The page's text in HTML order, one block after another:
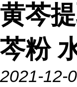
黄芩
芩粉
2021-12-